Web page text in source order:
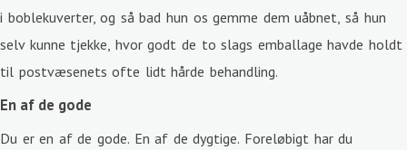
i boblekuverter, og så bad hun os gemme dem uåbnet, så hun
selv kunne tjekke, hvor godt de to slags emballage havde holdt
til postvæsenets ofte lidt hårde behandling.
En af de gode
Du er en af de gode. En af de dygtige. Foreløbigt har du